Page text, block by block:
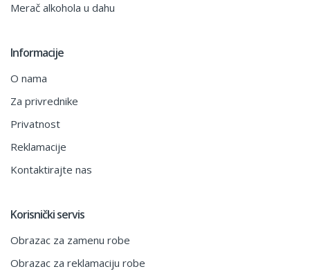
Merač alkohola u dahu
Informacije
O nama
Za privrednike
Privatnost
Reklamacije
Kontaktirajte nas
Korisnički servis
Obrazac za zamenu robe
Obrazac za reklamaciju robe